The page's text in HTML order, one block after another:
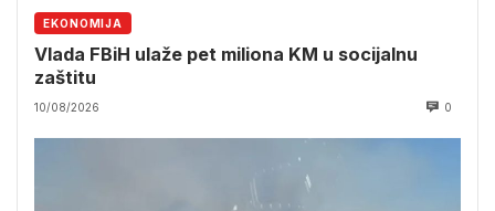
EKONOMIJA
Vlada FBiH ulaže pet miliona KM u socijalnu
zaštitu
10/08/2026 0